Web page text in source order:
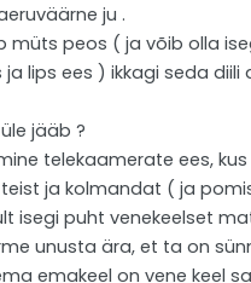
ju .
müts peos ( ja võib olla
lips ees ) ikkagi seda diili
jääb ?
telekaamerate ees,
ja kolmandat ( ja
isegi puht venekeelset
unusta ära, et ta on
emakeel on vene keel